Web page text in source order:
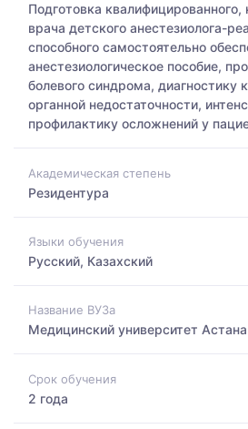
Подготовка квалифицированного,
врача детского анестезиолога-
способного самостоятельно
анестезиологическое пособие,
болевого синдрома, диагностику
органной недостаточности,
профилактику осложнений у
Академическая степень
Резидентура
Языки обучения
Русский, Казахский
Название ВУЗа
Медицинский университет Астана
Срок обучения
2 года